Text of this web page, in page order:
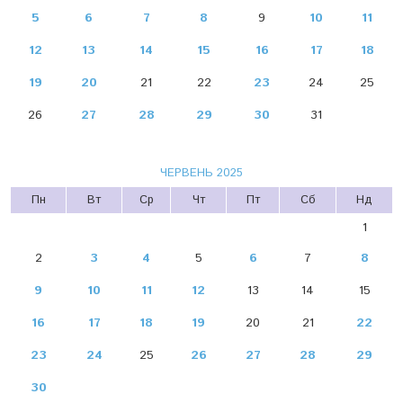
5 6 7 8 9 10
11
12
13 14 15 16 17
18
19
20 21 22 23 24
25
26
27 28 29 30 31
ЧЕРВЕНЬ 2025
Пн
Вт Ср Чт Пт Сб Нд
1
2
3 4 5 6 7
8
9
10 11 12 13 14
15
16
17 18 19 20 21
22
23
24 25 26 27 28
29
30